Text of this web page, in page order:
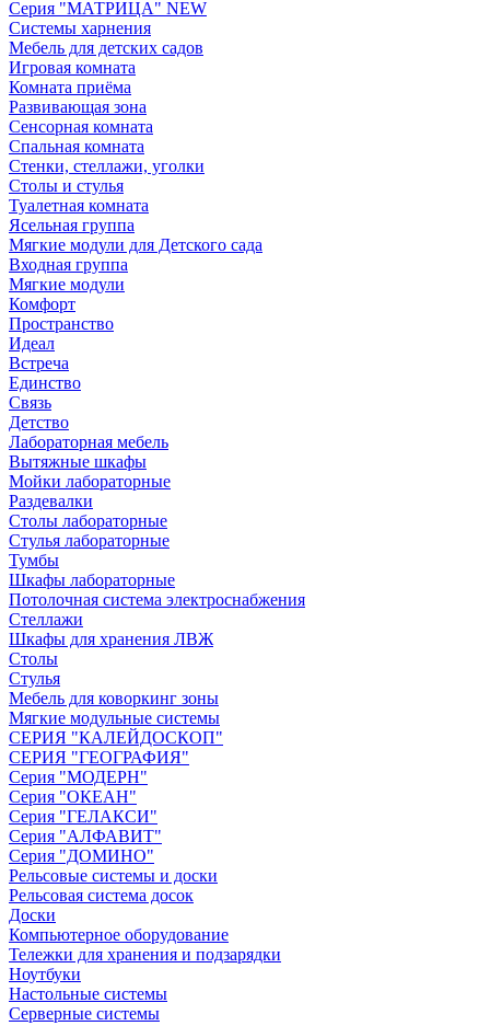
Серия "МАТРИЦА" NEW
Системы харнения
Мебель для детских садов
Игровая комната
Комната приёма
Развивающая зона
Сенсорная комната
Спальная комната
Стенки, стеллажи, уголки
Столы и стулья
Туалетная комната
Ясельная группа
Мягкие модули для Детского сада
Входная группа
Мягкие модули
Комфорт
Пространство
Идеал
Встреча
Единство
Связь
Детство
Лабораторная мебель
Вытяжные шкафы
Мойки лабораторные
Раздевалки
Столы лабораторные
Стулья лабораторные
Тумбы
Шкафы лабораторные
Потолочная система электроснабжения
Стеллажи
Шкафы для хранения ЛВЖ
Столы
Стулья
Мебель для коворкинг зоны
Мягкие модульные системы
СЕРИЯ "КАЛЕЙДОСКОП"
СЕРИЯ "ГЕОГРАФИЯ"
Серия "МОДЕРН"
Серия "ОКЕАН"
Серия "ГЕЛАКСИ"
Серия "АЛФАВИТ"
Серия "ДОМИНО"
Рельсовые системы и доски
Рельсовая система досок
Доски
Компьютерное оборудование
Тележки для хранения и подзарядки
Ноутбуки
Настольные системы
Серверные системы